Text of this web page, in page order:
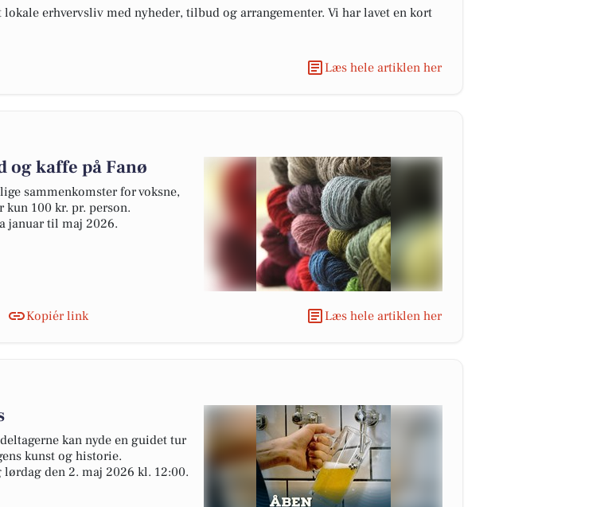
erhvervsliv med nyheder, tilbud og arrangementer. Vi har lavet en kort
Læs hele artiklen her
kaffe på Fanø
sammenkomster for voksne,
100 kr. pr. person.
januar til maj 2026.
Kopiér link Læs hele artiklen her
kan nyde en guidet tur
kunst og historie.
den 2. maj 2026 kl. 12:00.